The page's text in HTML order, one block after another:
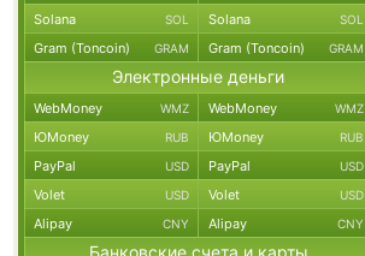
Solana SOL Solana SOL
Gram (Toncoin) GRAM Gram (Toncoin) GRAM
Электронные деньги
WebMoney WMZ WebMoney WMZ
ЮMoney RUB ЮMoney RUB
PayPal USD PayPal USD
Volet USD Volet USD
Alipay CNY Alipay CNY
Банковские счета и карты